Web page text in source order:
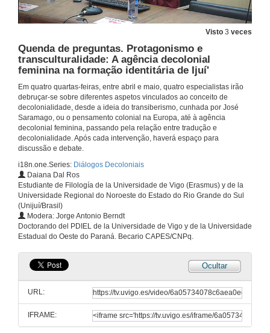
Visto 3 veces
Quenda de preguntas. Protagonismo e
transculturalidade: A agência decolonial
feminina na formação identitária de Ijuí'
Em quatro quartas-feiras, entre abril e maio, quatro especialistas irão
debruçar-se sobre diferentes aspetos vinculados ao conceito de
decolonialidade, desde a ideia do transiberismo, cunhada por José
Saramago, ou o pensamento colonial na Europa, até à agência
decolonial feminina, passando pela relação entre tradução e
decolonialidade. Após cada intervenção, haverá espaço para
discussão e debate.
i18n.one.Series: Diálogos Decoloniais
Daiana Dal Ros
Estudiante de Filología de la Universidade de Vigo (Erasmus) y de la
Universidade Regional do Noroeste do Estado do Rio Grande do Sul
(Unijuí/Brasil)
Modera: Jorge Antonio Berndt
Doctorando del PDIEL de la Universidade de Vigo y de la Universidade
Estadual do Oeste do Paraná. Becario CAPES/CNPq.
Ocultar
URL:
IFRAME:
Conferencia
29 de abr. de 2026
Quenda de preguntas. Transiberismo no contexto do debate decolonial: de Saramago a Grada Kilomba
29 de abr. de 2026
Protagonismo e transculturalidade: A agência decolonial feminina na formação identitária de Ijuí'